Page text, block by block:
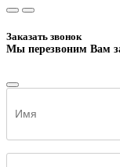
Заказать звонок
Мы перезвоним Вам